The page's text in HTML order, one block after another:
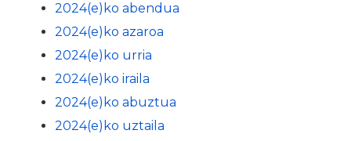
2024(e)ko abendua
2024(e)ko azaroa
2024(e)ko urria
2024(e)ko iraila
2024(e)ko abuztua
2024(e)ko uztaila